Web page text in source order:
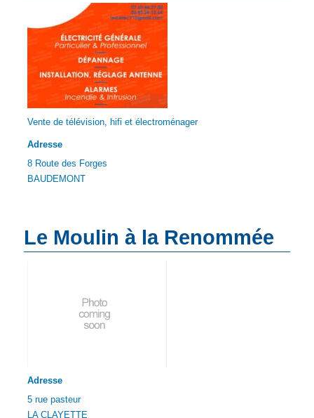
Vente de télévision, hifi et électroménager
Adresse
8 Route des Forges
BAUDEMONT
Le Moulin à la Renommée
Adresse
5 rue pasteur
LA CLAYETTE